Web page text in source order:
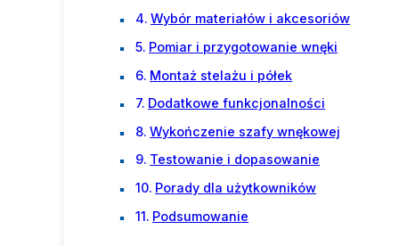
Wybór materiałów i akcesoriów
Pomiar i przygotowanie wnęki
Montaż stelażu i półek
Dodatkowe funkcjonalności
Wykończenie szafy wnękowej
Testowanie i dopasowanie
Porady dla użytkowników
Podsumowanie